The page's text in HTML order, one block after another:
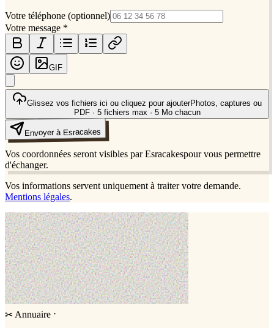
Votre téléphone (optionnel)
Votre message *
GIF
Glissez vos fichiers ici ou cliquez pour ajouterPhotos, captures ou
PDF · 5 fichiers max · 5 Mo chacun
Envoyer à Esracakes
Vos coordonnées seront visibles parEsracakespour vous permettre
d'échanger.
Vos informations servent uniquement à traiter votre demande.
Mentions légales.
✂ Annuaire ·